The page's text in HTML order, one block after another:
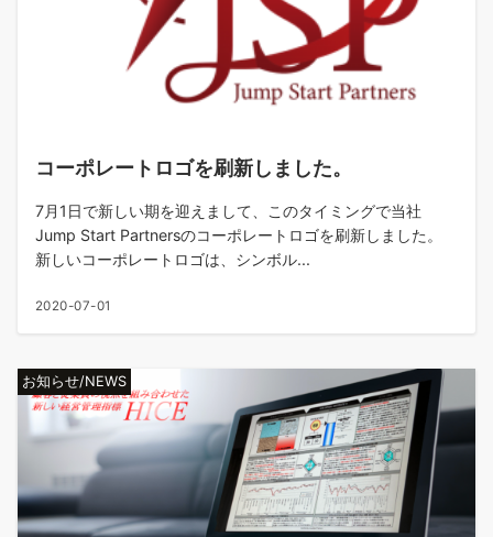
コーポレートロゴを刷新しました。
7月1日で新しい期を迎えまして、このタイミングで当社
Jump Start Partnersのコーポレートロゴを刷新しました。
新しいコーポレートロゴは、シンボル...
2020-07-01
お知らせ/NEWS